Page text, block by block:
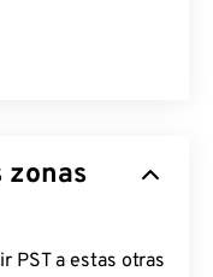
zonas
PST a estas otras